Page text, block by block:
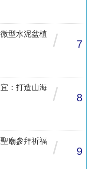
型水泥盆植
/ 7
：打造山海
/ 8
廟參拜祈福
/ 9